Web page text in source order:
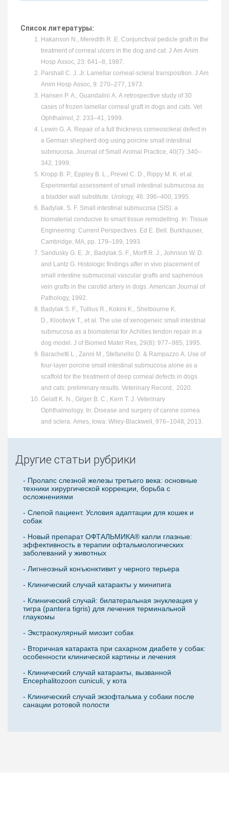
Список литературы:
Hakanson N., Meredith R. E. Conjunctival pedicle graft in the
treatment of corneal ulcers in the dog and cat. J Am Anim
Hosp Assoc, 23: 641–8, 1987.
Parshall C. J. Jr. Lamellar corneal-scleral transposition. J Am
Anim Hosp Assoc, 9: 270–277, 1973.
Hansen P. A., Guandalini A. A retrospective study of 30
cases of frozen lamellar corneal graft in dogs and cats. Vet
Ophthalmol, 2: 233–41, 1999.
Lewin G. A. Repair of a full thickness corneoscleral defect in
a German shepherd dog using porcine small intestinal
submucosa. Journal of Small Animal Practice, 40(7): 340–
342, 1999.
Kropp B. P., Eppley B. L., Prevel C. D., Rippy M. K. et al.
Experimental assessment of small intestinal submucosa as
a bladder wall substitute. Urology, 46: 396–400, 1995.
Badylak. S. F. Small intestinal submucosa (SIS): a
biomaterial conducive to smart tissue remodelling. In: Tissue
Engineering: Current Perspectives. Ed E. Bell. Burkhauser,
Cambridge, MA, pp. 179–189, 1993.
Sandusky G. E. Jr., Badylak S. F., Morff R. J., Johnson W. D.
and Lantz G. Histologic findings after in vivo placement of
small intestine submucosal vascular grafts and saphenous
vein grafts in the carotid artery in dogs. American Journal of
Pathology, 1992.
Badylak S. F., Tullius R., Kokini K., Shelbourne K.
D., Klootwyk T., et al. The use of xenogeneic small intestinal
submucosa as a biomaterial for Achilles tendon repair in a
dog model. J of Biomed Mater Res, 29(8): 977–985, 1995.
Barachetti L., Zanni M., Stefanello D. & Rampazzo A. Use of
four-layer porcine small intestinal submucosa alone as a
scaffold for the treatment of deep corneal defects in dogs
and cats: preliminary results. Veterinary Record, 2020.
Gelatt K. N., Gilger B. C., Kern T. J. Veterinary
Ophthalmology. In: Disease and surgery of canine cornea
and sclera. Ames, Iowa: Wiley-Blackwell, 976–1048, 2013.
Другие статьи рубрики
- Пролапс слезной железы третьего века: основные
техники хирургической коррекции, борьба с
осложнениями
- Слепой пациент. Условия адаптации для кошек и
собак
- Новый препарат ОФТАЛЬМИКА® капли глазные:
эффективность в терапии офтальмологических
заболеваний у животных
- Лигнеозный конъюнктивит у черного терьера
- Клинический случай катаракты у минипига
- Клинический случай: билатеральная энуклеация у
тигра (pantera tigris) для лечения терминальной
глаукомы
- Экстраокулярный миозит собак
- Вторичная катаракта при сахарном диабете у собак:
особенности клинической картины и лечения
- Клинический случай катаракты, вызванной
Encephalitozoon cuniculi, у кота
- Клинический случай экзофтальма у собаки после
санации ротовой полости